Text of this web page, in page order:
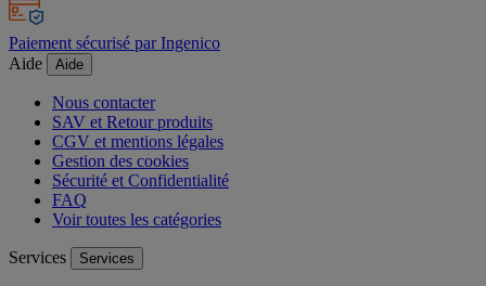
Paiement sécurisé par Ingenico
Aide
Aide
Nous contacter
SAV et Retour produits
CGV et mentions légales
Gestion des cookies
Sécurité et Confidentialité
FAQ
Voir toutes les catégories
Services Services